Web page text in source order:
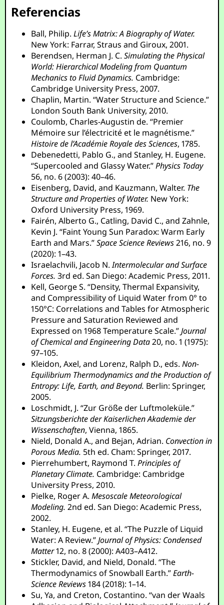
Referencias
Ball, Philip.Life’s Matrix: A Biography of Water.
New York: Farrar, Straus and Giroux, 2001.
Berendsen, Herman J. C.Simulating the Physical
World: Hierarchical Modeling from Quantum
Mechanics to Fluid Dynamics. Cambridge:
Cambridge University Press, 2007.
Chaplin, Martin. “Water Structure and Science.”
London South Bank University, 2010.
Coulomb, Charles-Augustin de. “Premier
Mémoire sur l’électricité et le magnétisme.”
Histoire de l’Académie Royale des Sciences, 1785.
Debenedetti, Pablo G., and Stanley, H. Eugene.
“Supercooled and Glassy Water.”Physics Today
56, no. 6 (2003): 40–46.
Eisenberg, David, and Kauzmann, Walter. The
Structure and Properties of Water. New York:
Oxford University Press, 1969.
Fairén, Alberto G., Catling, David C., and Zahnle,
Kevin J. “Faint Young Sun Paradox: Warm Early
Earth and Mars.”Space Science Reviews216, no. 9
(2020): 1–43.
Israelachvili, Jacob N.Intermolecular and Surface
Forces. 3rd ed. San Diego: Academic Press, 2011.
Kell, George S. “Density, Thermal Expansivity,
and Compressibility of Liquid Water from 0° to
150°C: Correlations and Tables for Atmospheric
Pressure and Saturation Reviewed and
Expressed on 1968 Temperature Scale.”Journal
of Chemical and Engineering Data20, no. 1 (1975):
97–105.
Kleidon, Axel, and Lorenz, Ralph D., eds.Non-
Equilibrium Thermodynamics and the Production of
Entropy: Life, Earth, and Beyond. Berlin: Springer,
2005.
Loschmidt, J. “Zur Größe der Luftmoleküle.”
Sitzungsberichte der Kaiserlichen Akademie der
Wissenschaften, Vienna, 1865.
Nield, Donald A., and Bejan, Adrian. Convection in
Porous Media. 5th ed. Cham: Springer, 2017.
Pierrehumbert, Raymond T.Principles of
Planetary Climate. Cambridge: Cambridge
University Press, 2010.
Pielke, Roger A.Mesoscale Meteorological
Modeling. 2nd ed. San Diego: Academic Press,
2002.
Stanley, H. Eugene, et al. “The Puzzle of Liquid
Water: A Review.”Journal of Physics: Condensed
Matter12, no. 8 (2000): A403–A412.
Stickler, David, and Nield, Donald. “The
Thermodynamics of Snowball Earth.”Earth-
Science Reviews184 (2018): 1–14.
Su, Ya, and Creton, Costantino. “van der Waals